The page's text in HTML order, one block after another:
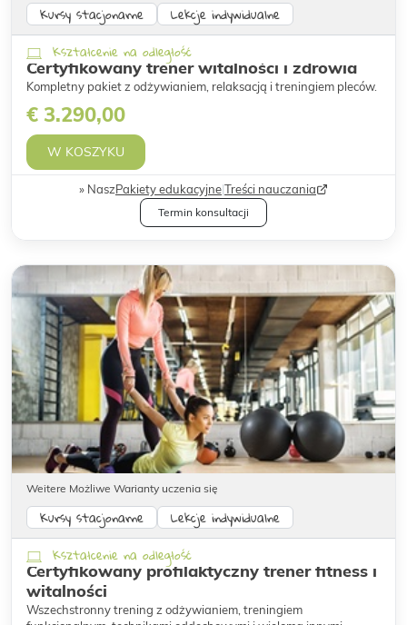
Kształcenie na odległość
Kursy stacjonarne Lekcje indywidualne
Certyfikowany trener witalności i zdrowia
Kompletny pakiet z odżywianiem, relaksacją i treningiem pleców.
€ 3.290,00
W KOSZYKU
NaszPakiety edukacyjne|Treści nauczania
Termin konsultacji
Weitere Możliwe Warianty uczenia się
Kształcenie na odległość
Kursy stacjonarne Lekcje indywidualne
Certyfikowany profilaktyczny trener fitness i
witalności
Wszechstronny trening z odżywianiem, treningiem